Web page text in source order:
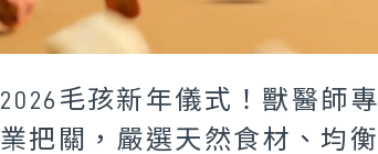
2026毛孩新年儀式！獸醫師專
業把關，嚴選天然食材、均衡